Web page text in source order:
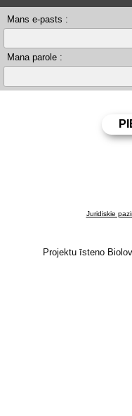
Mans e-pasts :
Mana parole :
Juridiskie
Projektu īsteno